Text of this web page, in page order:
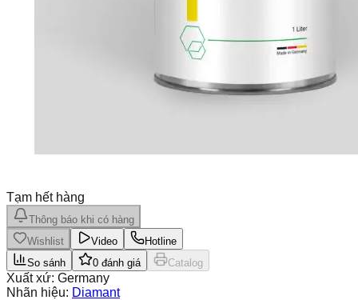
Tạm hết hàng
Thông báo khi có hàng
Wishlist
Video
Hotline
So sánh
0 đánh giá Catalog
Xuất xứ: Germany
Nhãn hiệu: Diamant